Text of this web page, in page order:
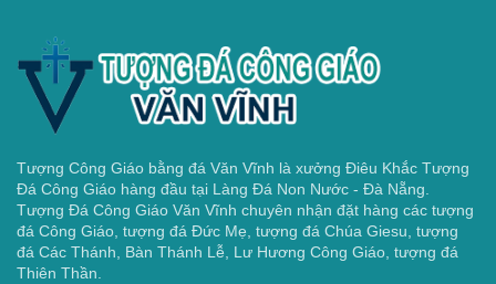
Tượng Công Giáo bằng đá Văn Vĩnh là xưởng Điêu Khắc Tượng
Đá Công Giáo hàng đầu tại Làng Đá Non Nước - Đà Nẵng.
Tượng Đá Công Giáo Văn Vĩnh chuyên nhận đặt hàng các tượng
đá Công Giáo, tượng đá Đức Mẹ, tượng đá Chúa Giesu, tượng
đá Các Thánh, Bàn Thánh Lễ, Lư Hương Công Giáo, tượng đá
Thiên Thần.